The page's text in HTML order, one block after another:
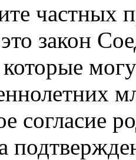
частных
закон
которые
согласие